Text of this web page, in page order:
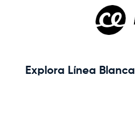
Explora Línea Blanca